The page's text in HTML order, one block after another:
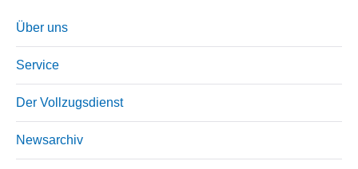
Über uns
Service
Der Vollzugsdienst
Newsarchiv